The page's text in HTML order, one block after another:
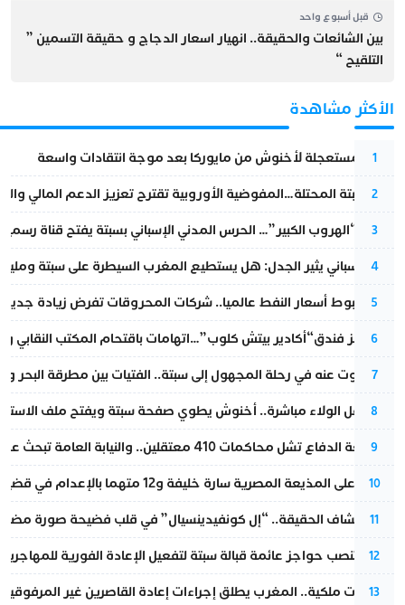
قبل أسبوع واحد
بين الشائعات والحقيقة.. انهيار اسعار الدجاج و حقيقة التسمين ”
التلقيح “
الأكثر مشاهدة
1
عودة مستعجلة لأخنوش من مايوركا بعد موجة انتقادات واسعة
2
أزمة سبتة المحتلة…المفوضية الأوروبية تقترح تعزيز الدعم المالي
3
عملية “الهروب الكبير”… الحرس المدني الإسباني بسبتة يفتح قناة
4
تقرير إسباني يثير الجدل: هل يستطيع المغرب السيطرة على سبتة
5
رغم هبوط أسعار النفط عالميا.. شركات المحروقات تفرض زيادة
6
أزمة تهز فندق“أكادير بيتش كلوب”…اتهامات باقتحام المكتب النقابي
7
المسكوت عنه في رحلة المجهول إلى سبتة.. الفتيات بين مطرقة البحر
8
بعد حفل الولاء مباشرة.. أخنوش يطوي صفحة سبتة ويفتح ملف
9
مقاطعة الدفاع تشل محاكمات 410 معتقلين.. والنيابة العامة تبحث عن حل قانوني
10
الحكم على المذيعة المصرية سارة خليفة و12 متهما بالإعدام في قضية هزت بلاد الفراعنة
11
بعد انكشاف الحقيقة.. “إل كونفيدينسيال” في قلب فضيحة صورة
12
إسبانيا تنصب حواجز عائمة قبالة سبتة لتفعيل الإعادة الفورية للمهاجرين
13
بتعليمات ملكية.. المغرب يطلق إجراءات إعادة القاصرين غير